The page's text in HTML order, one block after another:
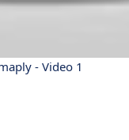
- Video 1